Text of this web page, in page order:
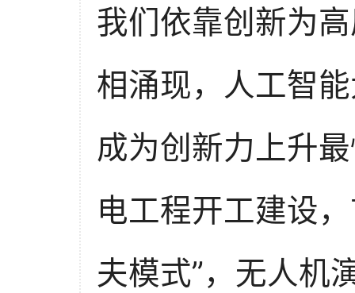
我们依靠创新为
相涌现，人工智
成为创新力上升
电工程开工建设
夫模式”，无人机